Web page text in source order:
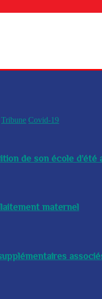
Tribune Covid-19
de son école
maternel